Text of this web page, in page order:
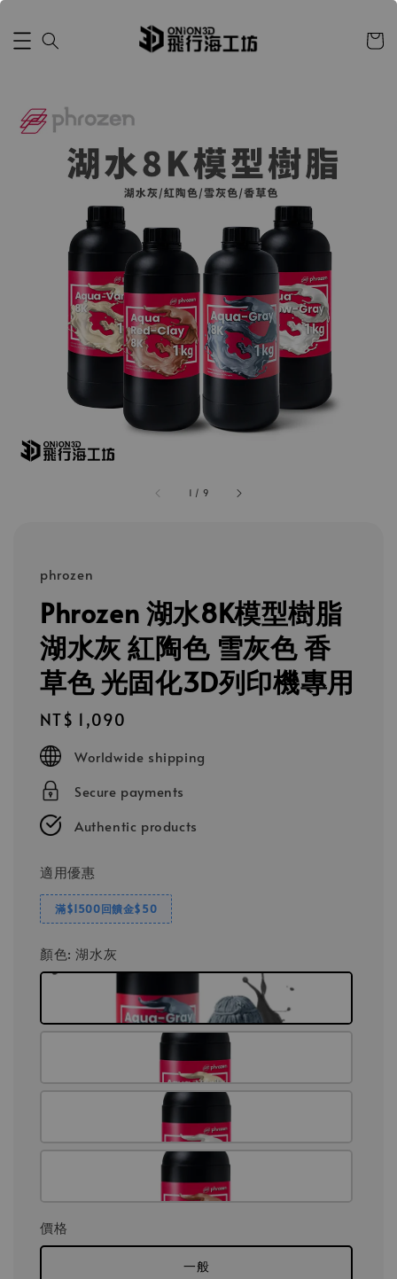
1 / 9
phrozen
Phrozen 湖水8K模型樹脂
湖水灰 紅陶色 雪灰色 香
草色 光固化3D列印機專用
Regular
price
NT$ 1,090
Worldwide shipping
Secure payments
Authentic products
適用優惠
滿$1500回饋金$50
顏色: 湖水灰
價格
一般